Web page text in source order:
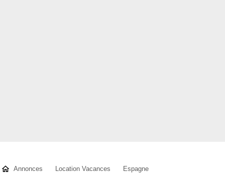
Annonces Location Vacances
Espagne